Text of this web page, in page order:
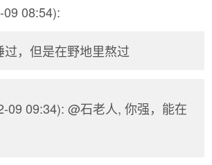
08:54):
，但是在野地里熬过
09 09:34): @石老人, 你强，能在